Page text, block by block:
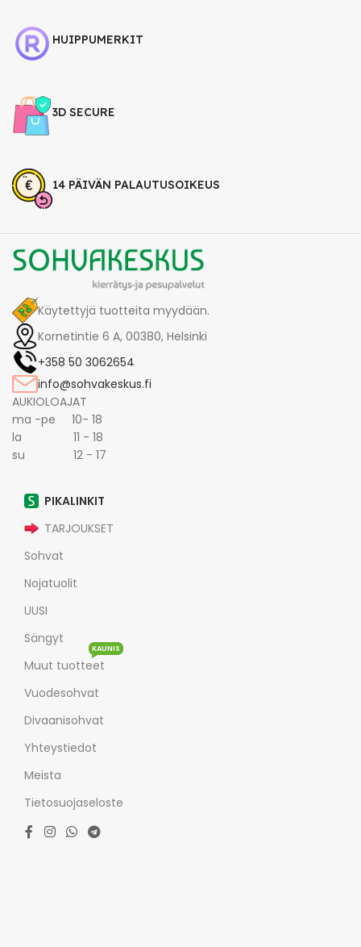
HUIPPUMERKIT
3D SECURE
14 PÄIVÄN PALAUTUSOIKEUS
Käytettyjä tuotteita myydään.
Kornetintie 6 A, 00380, Helsinki
+358 50 3062654
info@sohvakeskus.fi
AUKIOLOAJAT
ma -pe 10- 18
la 11 - 18
su 12 - 17
PIKALINKIT
TARJOUKSET
Sohvat
Nojatuolit
UUSI
Sängyt
Muut tuotteet
KAUNIS
Vuodesohvat
Divaanisohvat
Yhteystiedot
Meista
Tietosuojaseloste